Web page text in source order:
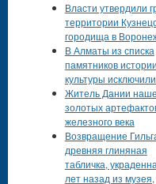
Власти утвердили
территории
городища в
В Алматы из списка
памятников
культуры исключили
Житель Дании
золотых
железного века
Возвращение
древняя глиняная
табличка,
лет назад из музея,